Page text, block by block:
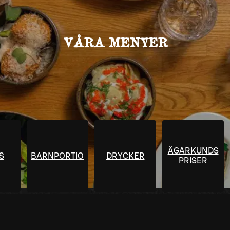
VÅRA MENYER
BARNPORTIONER DRYCKER
ÄGARKUNDS
PRISER